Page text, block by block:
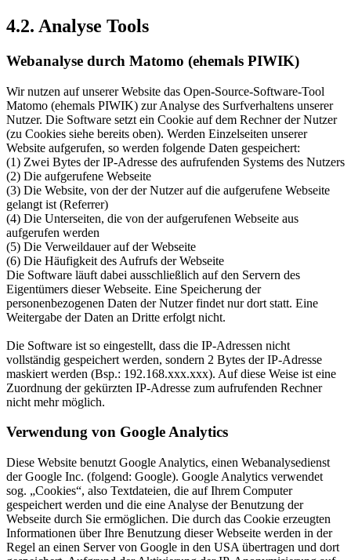
4.2. Analyse Tools
Webanalyse durch Matomo (ehemals PIWIK)
Wir nutzen auf unserer Website das Open-Source-Software-Tool
Matomo (ehemals PIWIK) zur Analyse des Surfverhaltens unserer
Nutzer. Die Software setzt ein Cookie auf dem Rechner der Nutzer
(zu Cookies siehe bereits oben). Werden Einzelseiten unserer
Website aufgerufen, so werden folgende Daten gespeichert:
(1) Zwei Bytes der IP-Adresse des aufrufenden Systems des Nutzers
(2) Die aufgerufene Webseite
(3) Die Website, von der der Nutzer auf die aufgerufene Webseite
gelangt ist (Referrer)
(4) Die Unterseiten, die von der aufgerufenen Webseite aus
aufgerufen werden
(5) Die Verweildauer auf der Webseite
(6) Die Häufigkeit des Aufrufs der Webseite
Die Software läuft dabei ausschließlich auf den Servern des
Eigentümers dieser Webseite. Eine Speicherung der
personenbezogenen Daten der Nutzer findet nur dort statt. Eine
Weitergabe der Daten an Dritte erfolgt nicht.
Die Software ist so eingestellt, dass die IP-Adressen nicht
vollständig gespeichert werden, sondern 2 Bytes der IP-Adresse
maskiert werden (Bsp.: 192.168.xxx.xxx). Auf diese Weise ist eine
Zuordnung der gekürzten IP-Adresse zum aufrufenden Rechner
nicht mehr möglich.
Verwendung von Google Analytics
Diese Website benutzt Google Analytics, einen Webanalysedienst
der Google Inc. (folgend: Google). Google Analytics verwendet
sog. „Cookies“, also Textdateien, die auf Ihrem Computer
gespeichert werden und die eine Analyse der Benutzung der
Webseite durch Sie ermöglichen. Die durch das Cookie erzeugten
Informationen über Ihre Benutzung dieser Webseite werden in der
Regel an einen Server von Google in den USA übertragen und dort